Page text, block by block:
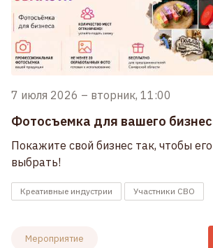
7 июля 2026 – вторник, 11:00
Фотосъемка для вашего
Покажите свой бизнес так, чтобы
выбрать!
Креативные индустрии Участники СВО
Мероприятие